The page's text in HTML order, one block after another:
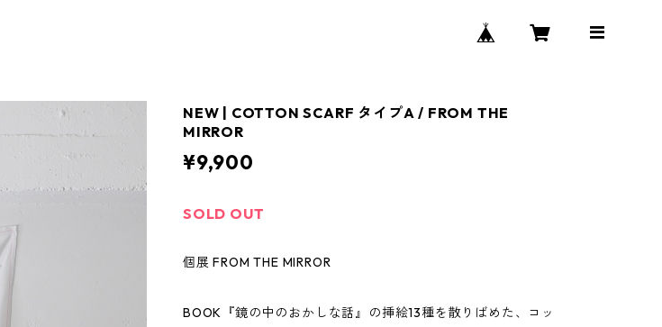
NEW | COTTON SCARF タイプA / FROM THE
MIRROR
¥9,900
SOLD OUT
個展 FROM THE MIRROR
BOOK『鏡の中のおかしな話』の挿絵13種を散りばめた、コッ